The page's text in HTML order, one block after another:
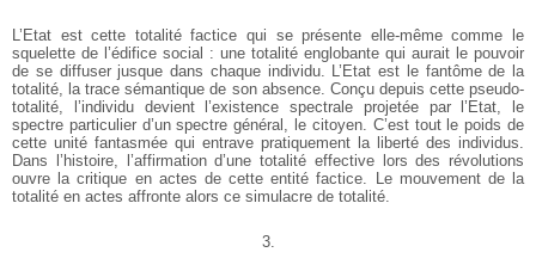
L’Etat est cette totalité factice qui se présente elle-même comme le
squelette de l’édifice social : une totalité englobante qui aurait le pouvoir
de se diffuser jusque dans chaque individu. L’Etat est le fantôme de la
totalité, la trace sémantique de son absence. Conçu depuis cette pseudo-
totalité, l’individu devient l’existence spectrale projetée par l’Etat, le
spectre particulier d’un spectre général, le citoyen. C’est tout le poids de
cette unité fantasmée qui entrave pratiquement la liberté des individus.
Dans l’histoire, l’affirmation d’une totalité effective lors des révolutions
ouvre la critique en actes de cette entité factice. Le mouvement de la
totalité en actes affronte alors ce simulacre de totalité.
3.